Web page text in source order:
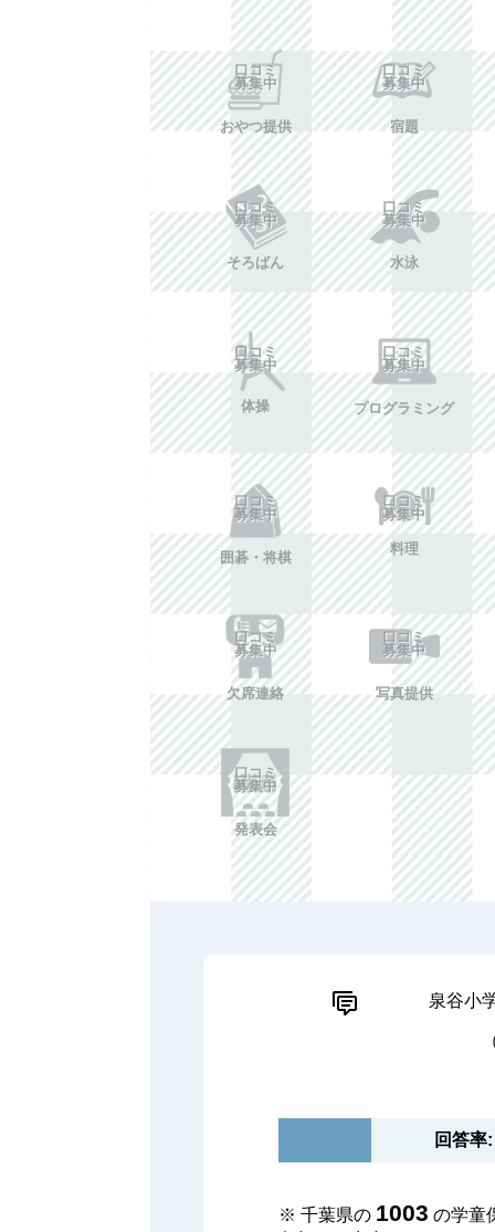
口コミ
募集中
おやつ提供
口コミ
募集中
宿題
口コミ
募集中
そろばん
口コミ
募集中
水泳
口コミ
募集中
体操
口コミ
募集中
プログラミング
口コミ
募集中
囲碁・将棋
口コミ
募集中
料理
口コミ
募集中
欠席連絡
口コミ
募集中
写真提供
口コミ
募集中
発表会
泉谷小
回答率
※ 千葉県の 1003 の学童